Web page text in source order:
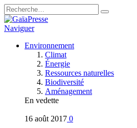
Naviguer
Environnement
Climat
Énergie
Ressources naturelles
Biodiversité
Aménagement
En vedette
16 août 2017 0